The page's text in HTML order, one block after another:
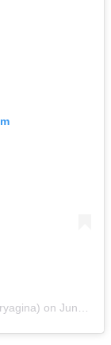
on Jun 7, 2020 at 9:53am PDT